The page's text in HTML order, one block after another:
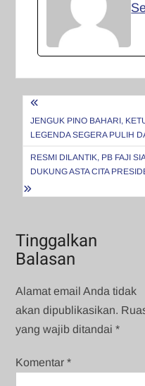
Navigasi
pos
JENGUK PINO BAHARI,
LEGENDA SEGERA PULIH
RESMI DILANTIK, PB FAJI
DUKUNG ASTA CITA
Tinggalkan
Balasan
Alamat email Anda tidak
akan dipublikasikan.
yang wajib ditandai*
Komentar*